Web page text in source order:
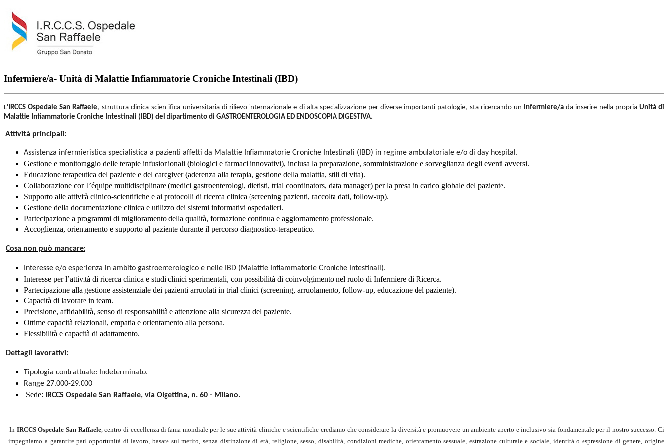
Infermiere/a- Unità di Malattie Infiammatorie Croniche Intestinali (IBD)
L'IRCCS Ospedale San Raffaele, struttura clinica-scientifica-universitaria di rilievo internazionale e di alta specializzazione per diverse importanti patologie, sta ricercando un Infermiere/a da inserire nella propria Unità di
Malattie Infiammatorie Croniche Intestinali (IBD) del dipartimento di GASTROENTEROLOGIA ED ENDOSCOPIA DIGESTIVA.
Attività principali:
Assistenza infermieristica specialistica a pazienti affetti da Malattie Infiammatorie Croniche Intestinali (IBD) in regime ambulatoriale e/o di day hospital.
Gestione e monitoraggio delle terapie infusionionali (biologici e farmaci innovativi), inclusa la preparazione, somministrazione e sorveglianza degli eventi avversi.
Educazione terapeutica del paziente e del caregiver (aderenza alla terapia, gestione della malattia, stili di vita).
Collaborazione con l’équipe multidisciplinare (medici gastroenterologi, dietisti, trial coordinators, data manager) per la presa in carico globale del paziente.
Supporto alle attività clinico-scientifiche e ai protocolli di ricerca clinica (screening pazienti, raccolta dati, follow-up).
Gestione della documentazione clinica e utilizzo dei sistemi informativi ospedalieri.
Partecipazione a programmi di miglioramento della qualità, formazione continua e aggiornamento professionale.
Accoglienza, orientamento e supporto al paziente durante il percorso diagnostico-terapeutico.
Cosa non può mancare:
Interesse e/o esperienza in ambito gastroenterologico e nelle IBD (Malattie Infiammatorie Croniche Intestinali).
Interesse per l’attività di ricerca clinica e studi clinici sperimentali, con possibilità di coinvolgimento nel ruolo di Infermiere di Ricerca.
Partecipazione alla gestione assistenziale dei pazienti arruolati in trial clinici (screening, arruolamento, follow-up, educazione del paziente).
Capacità di lavorare in team.
Precisione, affidabilità, senso di responsabilità e attenzione alla sicurezza del paziente.
Ottime capacità relazionali, empatia e orientamento alla persona.
Flessibilità e capacità di adattamento.
Dettagli lavorativi:
Tipologia contrattuale: Indeterminato.
Range 27.000-29.000
Sede: IRCCS Ospedale San Raffaele, via Olgettina, n. 60 - Milano.
In IRCCS Ospedale San Raffaele, centro di eccellenza di fama mondiale per le sue attività cliniche e scientifichecrediamo che considerare la diversità e promuovere un ambiente aperto e inclusivo sia fondamentale per il nostrosuccesso. Ci
impegniamo a garantire pari opportunità di lavoro, basate sul merito, senza distinzione di età, religione,sesso, disabilità, condizioni mediche, orientamento sessuale, estrazione culturale e sociale, identità o espressione digenere, origine